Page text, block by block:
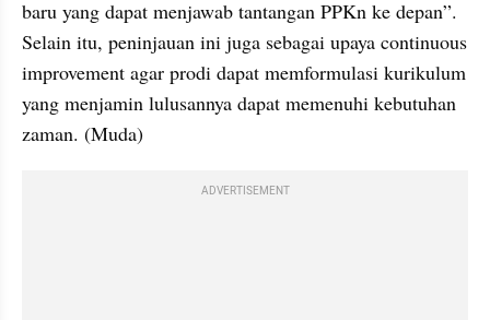
baru yang dapat menjawab tantangan PPKn ke depan”.
Selain itu, peninjauan ini juga sebagai upaya continuous
improvement agar prodi dapat memformulasi kurikulum
yang menjamin lulusannya dapat memenuhi kebutuhan
zaman. (Muda)
ADVERTISEMENT